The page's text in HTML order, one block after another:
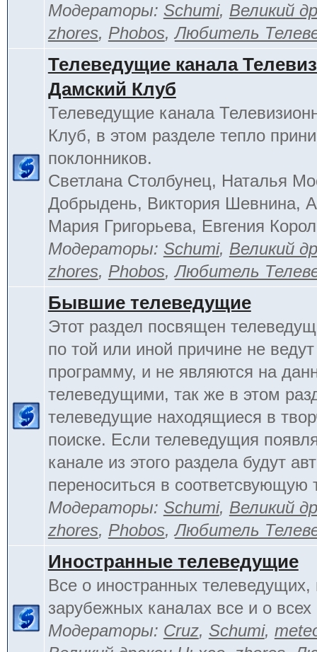
Модераторы: Schumi, Великий
zhores, Phobos,Любитель
Телеведущие канала
Дамский Клуб
Телеведущие канала
Клуб, в этом разделе тепло
поклонников.
Светлана Столбунец, Наталья
Добрыдень, Виктория Шевнина,
Мария Григорьева, Евгения
Модераторы: Schumi, Великий
zhores, Phobos,Любитель
Бывшие телеведущие
Этот раздел посвящен
по той или иной причине не
программу, и не являются на
телеведущими, так же в этом
телеведущие находящиеся в
поиске. Если телеведущия
канале из этого раздела будут
переноситься в соответсвующую
Модераторы: Schumi, Великий
zhores, Phobos,Любитель
Иностранные телеведущие
Все о иностранных телеведущих,
зарубежных каналах все и о всех
Модераторы: Cruz, Schumi,